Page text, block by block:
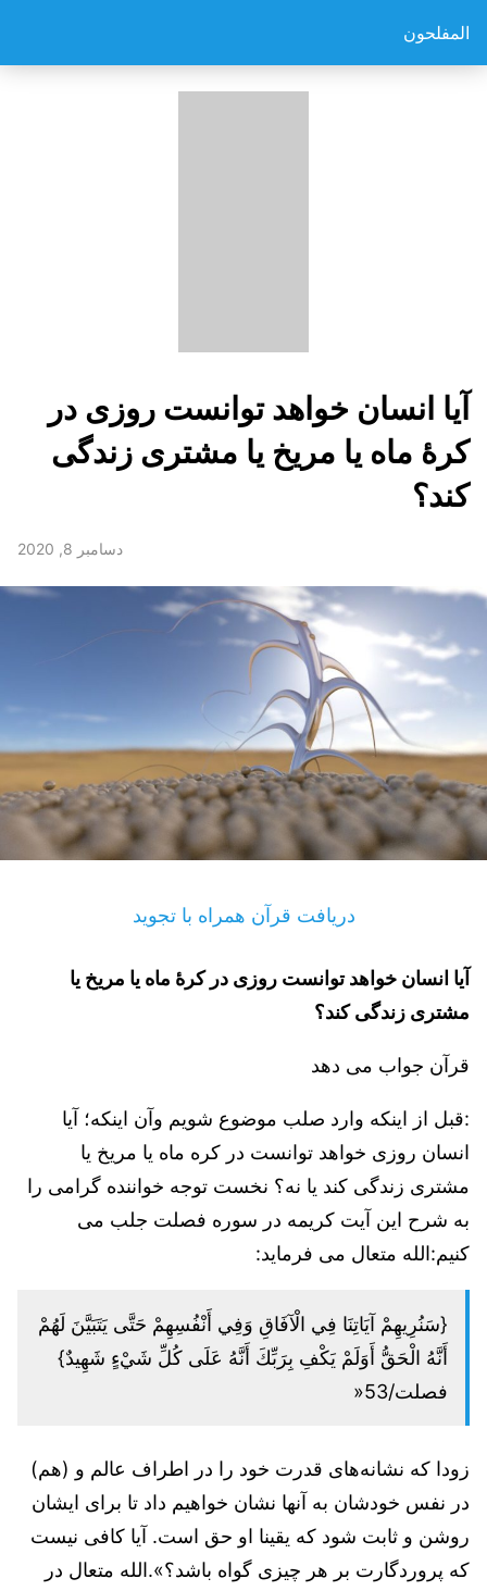
المفلحون
آیا انسان خواهد توانست روزی در
کرۀ ماه یا مریخ یا مشتری زندگی
کند؟
دسامبر 8, 2020
دریافت قرآن همراه با تجوید
آیا انسان خواهد توانست روزی در کرۀ ماه یا مریخ یا
مشتری زندگی کند؟
قرآن جواب می دهد
:قبل از اینکه وارد صلب موضوع شویم وآن اینکه؛ آیا
انسان روزی خواهد توانست در کره ماه یا مریخ یا
مشتری زندگی کند یا نه؟ نخست توجه خواننده گرامی را
به شرح این آیت کریمه در سوره فصلت جلب می
کنیم:الله متعال می فرماید:
{سَنُرِيهِمْ آيَاتِنَا فِي الْآفَاقِ وَفِي أَنْفُسِهِمْ حَتَّى يَتَبَيَّنَ لَهُمْ
أَنَّهُ الْحَقُّ أَوَلَمْ يَكْفِ بِرَبِّكَ أَنَّهُ عَلَى كُلِّ شَيْءٍ شَهِيدٌ}
فصلت/53«
زودا که نشانه‌های قدرت خود را در اطراف عالم و (هم)
در نفس خودشان به آنها نشان خواهیم داد تا برای ایشان
روشن و ثابت شود که يقينا او حق است. آیا کافی نیست
که پروردگارت بر هر چیزی گواه باشد؟».الله متعال در